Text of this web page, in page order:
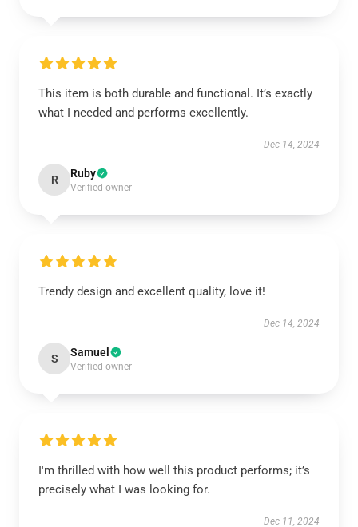
This item is both durable and functional. It’s exactly
what I needed and performs excellently.
Dec 14, 2024
R Ruby
Verified owner
Trendy design and excellent quality, love it!
Dec 14, 2024
S Samuel
Verified owner
I'm thrilled with how well this product performs; it’s
precisely what I was looking for.
Dec 11, 2024